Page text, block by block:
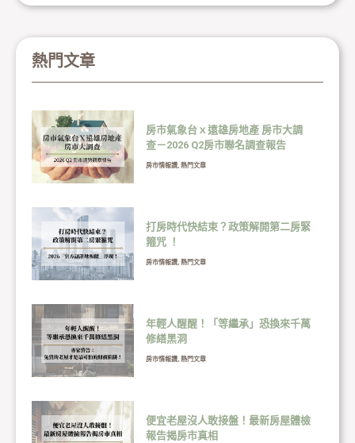
熱門文章
房市氣象台ｘ遠雄房地產 房市大調
查－2026 Q2房市聯名調查報告
房市情報讚, 熱門文章
打房時代快結束？政策解開第二房緊
箍咒 ！
房市情報讚, 熱門文章
年輕人醒醒！「等繼承」恐換來千萬
修繕黑洞
房市情報讚, 熱門文章
便宜老屋沒人敢接盤！最新房屋體檢
報告揭房市真相